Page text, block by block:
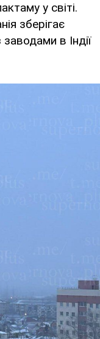
у світі.
зберігає
в Індії